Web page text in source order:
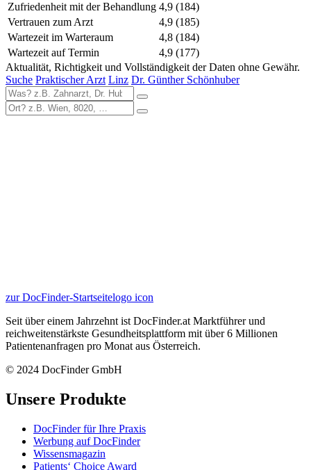
Zufriedenheit mit der Behandlung 4,9 (184)
Vertrauen zum Arzt
4,9 (185)
Wartezeit im Warteraum
4,8 (184)
Wartezeit auf Termin
4,9 (177)
Aktualität, Richtigkeit und Vollständigkeit der Daten ohne Gewähr.
Suche Praktischer Arzt Linz Dr. Günther Schönhuber
zur DocFinder-Startseitelogo icon
Seit über einem Jahrzehnt ist DocFinder.at Marktführer und
reichweitenstärkste Gesundheitsplattform mit über 6 Millionen
Patientenanfragen pro Monat aus Österreich.
© 2024 DocFinder GmbH
Unsere Produkte
DocFinder für Ihre Praxis
Werbung auf DocFinder
Wissensmagazin
Patients‘ Choice Award